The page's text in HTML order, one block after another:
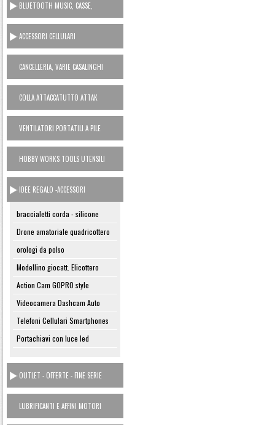
BLUETOOTH MUSIC, CASSE,
CUFFIE, MICROFONI, RADIO...
ACCESSORI CELLULARI
SMARTPHONES
CANCELLERIA, VARIE CASALINGHI
COLLA ATTACCATUTTO ATTAK
VENTILATORI PORTATILI A PILE
HOBBY WORKS TOOLS UTENSILI
CASA
IDEE REGALO -ACCESSORI
braccialetti corda - silicone
Drone amatoriale quadricottero
orologi da polso
Modellino giocatt. Elicottero
Action Cam GOPRO style
Videocamera Dashcam Auto
Telefoni Cellulari Smartphones
Portachiavi con luce led
OUTLET - OFFERTE - FINE SERIE
LUBRIFICANTI E AFFINI MOTORI
AUTO OUTLET